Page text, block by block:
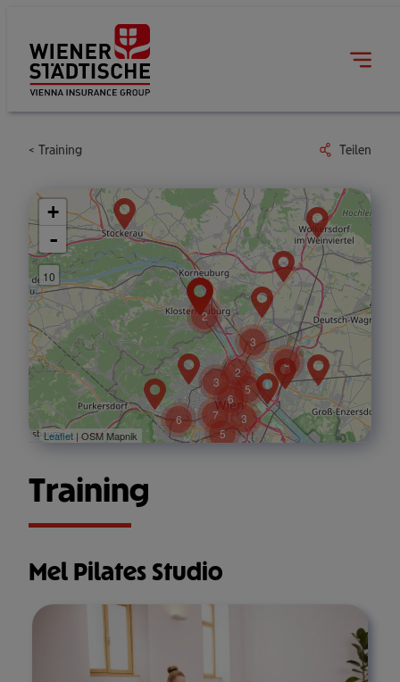
Training Teilen
2
3
3
6
5
3
2
3
5
6
7
+
-
10
Leaflet| OSM Mapnik
Training
Mel Pilates Studio